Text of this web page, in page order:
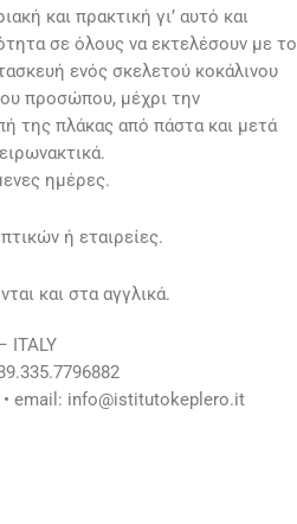
και πρακτική γι’ αυτό και
σε όλους να εκτελέσουν με το
ενός σκελετού κοκάλινου
προσώπου, μέχρι την
της πλάκας από πάστα και μετά
ημέρες.
ή εταιρείες.
και στα αγγλικά.
ITALY
email: info@istitutokeplero.it